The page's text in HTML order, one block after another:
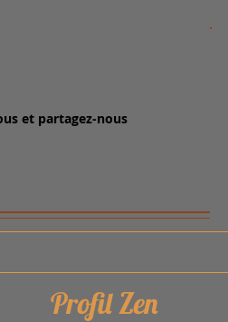
et partagez-nous
Profil Zen